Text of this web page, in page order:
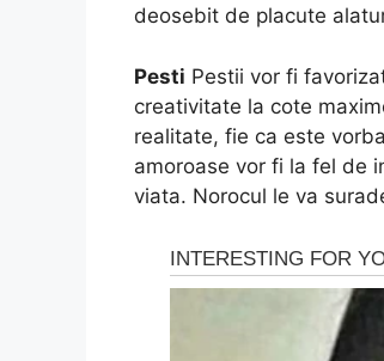
deosebit de placute
Pesti Pestii vor fi
creativitate la cote
realitate, fie ca este
amoroase vor fi la fel de
viata. Norocul le va